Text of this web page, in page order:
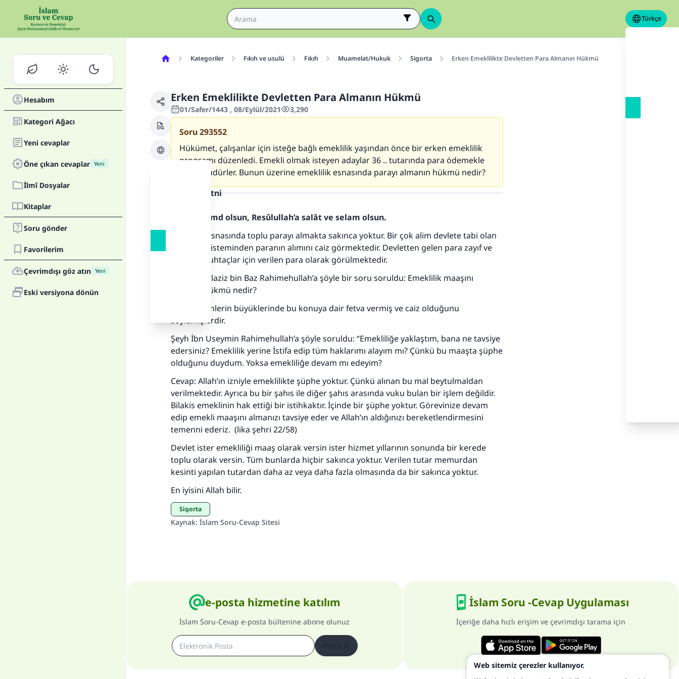
Türkçe
Hesabım
Kategori Ağacı
Yeni cevaplar
Öne çıkan cevaplar Yeni
İlmî Dosyalar
Kitaplar
Soru gönder
Favorilerim
Çevrimdışı göz atın Yeni
Eski versiyona dönün
Kategoriler Fıkıh ve usulü Fıkıh Muamelat/Hukuk Sigorta Erken Emeklilikte Devletten Para Almanın Hükmü
Erken Emeklilikte Devletten Para Almanın Hükmü
01/Safer/1443 , 08/Eylül/2021 3,290
Soru293552
Hükümet, çalışanlar için isteğe bağlı emeklilik yaşından önce bir erken emeklilik
programı düzenledi. Emekli olmak isteyen adaylar 36 .. tutarında para ödemekle
yükümlüdürler. Bunun üzerine emeklilik esnasında parayı almanın hükmü nedir?
Cevap metni
Allah'a hamd olsun, Resûlullah’a salât ve selam olsun.
Emeklilik esnasında toplu parayı almakta sakınca yoktur. Bir çok alim devlete tabi olan
emeklilik sisteminden paranın alımını caiz görmektedir. Devletten gelen para zayıf ve
bakıma muhtaçlar için verilen para olarak görülmektedir.
Şeyh Abdulaziz bin Baz Rahimehullah’a şöyle bir soru soruldu: Emeklilik maaşını
almanın hükmü nedir?
Cevap: Alimlerin büyüklerinde bu konuya dair fetva vermiş ve caiz olduğunu
söylemişlerdir.
Şeyh İbn Useymin Rahimehullah’a şöyle soruldu: “Emekliliğe yaklaştım, bana ne tavsiye
edersiniz? Emeklilik yerine İstifa edip tüm haklarımı alayım mı? Çünkü bu maaşta şüphe
olduğunu duydum. Yoksa emekliliğe devam mı edeyim?
Cevap: Allah’ın izniyle emeklilikte şüphe yoktur. Çünkü alınan bu mal beytulmaldan
verilmektedir. Ayrıca bu bir şahıs ile diğer şahıs arasında vuku bulan bir işlem değildir.
Bilakis emeklinin hak ettiği bir istihkaktır. İçinde bir şüphe yoktur. Görevinize devam
edip emekli maaşını almanızı tavsiye eder ve Allah’ın aldığınızı bereketlendirmesini
temenni ederiz. (lika şehri 22/58)
Devlet ister emekliliği maaş olarak versin ister hizmet yıllarının sonunda bir kerede
toplu olarak versin. Tüm bunlarda hiçbir sakınca yoktur. Verilen tutar memurdan
kesinti yapılan tutardan daha az veya daha fazla olmasında da bir sakınca yoktur.
En iyisini Allah bilir.
Sigorta
Kaynak: İslam Soru-Cevap Sitesi
e-posta hizmetine katılım
İslam Soru-Cevap e-posta bültenine abone olunuz
İslam Soru -Cevap Uygulaması
İçeriğe daha hızlı erişim ve çevrimdışı tarama için
110845 Nolu Cevap, bir evliliği kurtardı.
Ümmete cevapları ulaştırmak için bizi destekle
Rasulullah ﷺ şöyle dedi:
Her kim bir hayra yol gösterirse , hayrı yapan kişinin sevabı kadar
ona sevap yazılır.
(MUSLIM 1893)
Şimdi katkı yapın!
Web sitemiz çerezler kullanıyor.